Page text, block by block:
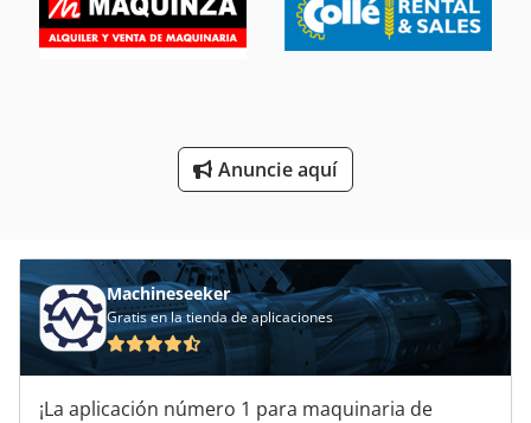
Polipasto De Cadena Helicoidal
Transportador De Cadena
Anuncie aquí
Machineseeker
Gratis en la tienda de aplicaciones
¡La aplicación número 1 para maquinaria de